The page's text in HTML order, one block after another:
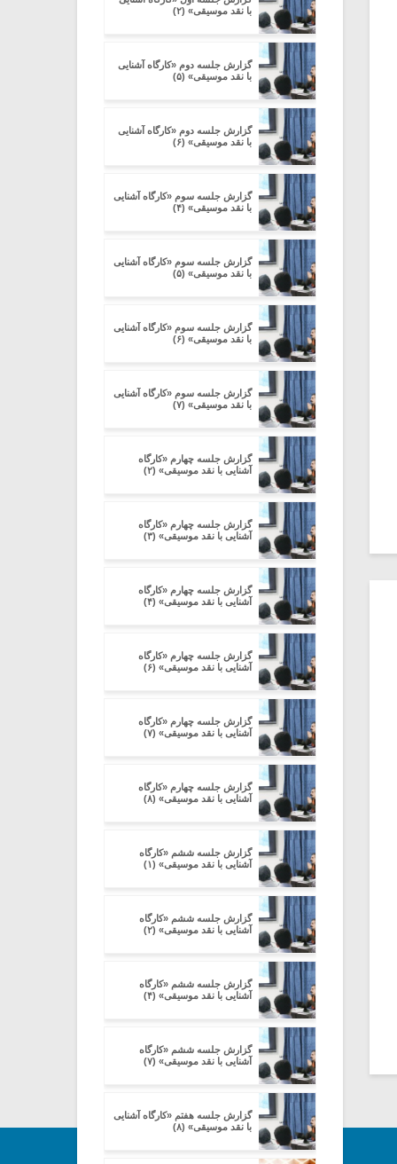
با نقد موسیقی» (۲)
گزارش جلسه دوم «کارگاه آشنایی
با نقد موسیقی» (۵)
گزارش جلسه دوم «کارگاه آشنایی
با نقد موسیقی» (۶)
گزارش جلسه سوم «کارگاه آشنایی
با نقد موسیقی» (۴)
گزارش جلسه سوم «کارگاه آشنایی
با نقد موسیقی» (۵)
گزارش جلسه سوم «کارگاه آشنایی
با نقد موسیقی» (۶)
گزارش جلسه سوم «کارگاه آشنایی
با نقد موسیقی» (۷)
گزارش جلسه چهارم «کارگاه
آشنایی با نقد موسیقی» (۲)
گزارش جلسه چهارم «کارگاه
آشنایی با نقد موسیقی» (۳)
گزارش جلسه چهارم «کارگاه
آشنایی با نقد موسیقی» (۴)
گزارش جلسه چهارم «کارگاه
آشنایی با نقد موسیقی» (۶)
گزارش جلسه چهارم «کارگاه
آشنایی با نقد موسیقی» (۷)
گزارش جلسه چهارم «کارگاه
آشنایی با نقد موسیقی» (۸)
گزارش جلسه ششم «کارگاه
آشنایی با نقد موسیقی» (۱)
گزارش جلسه ششم «کارگاه
آشنایی با نقد موسیقی» (۲)
گزارش جلسه ششم «کارگاه
آشنایی با نقد موسیقی» (۴)
گزارش جلسه ششم «کارگاه
آشنایی با نقد موسیقی» (۷)
گزارش جلسه هفتم «کارگاه آشنایی
با نقد موسیقی» (۸)